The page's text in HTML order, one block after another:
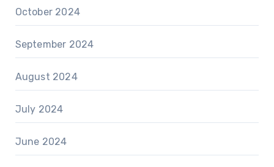
October 2024
September 2024
August 2024
July 2024
June 2024